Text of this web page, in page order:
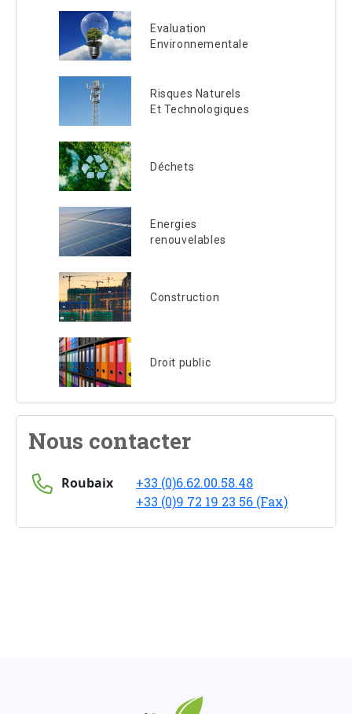
Evaluation
Environnementale
Risques Naturels
Et Technologiques
Déchets
Energies
renouvelables
Construction
Droit public
Nous contacter
Roubaix
+33 (0)6.62.00.58.48
+33 (0)9 72 19 23 56 (Fax)